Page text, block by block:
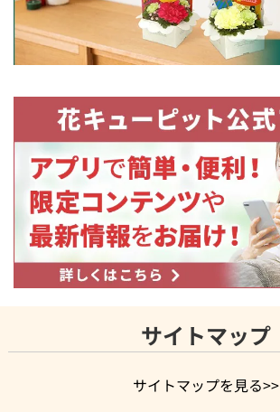
サイトマップ
サイトマップを見る>>